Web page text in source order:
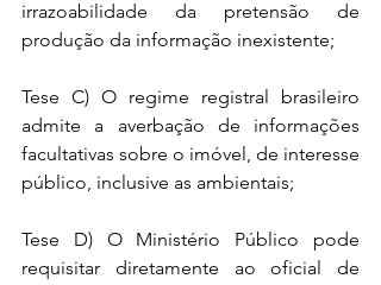
irrazoabilidade da pretensão de
produção da informação inexistente;
Tese C) O regime registral brasileiro
admite a averbação de informações
facultativas sobre o imóvel, de interesse
público, inclusive as ambientais;
Tese D) O Ministério Público pode
requisitar diretamente ao oficial de